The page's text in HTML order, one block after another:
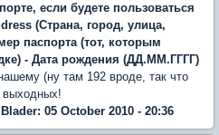
если будете пользоваться
(Страна, город, улица,
паспорта (тот, которым
- Дата рождения (ДД.ММ.ГГГГ)
(ну там 192 вроде, так что
выходных!
05 October 2010 - 20:36